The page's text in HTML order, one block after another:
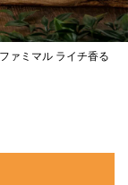
ァミマル ライチ香る